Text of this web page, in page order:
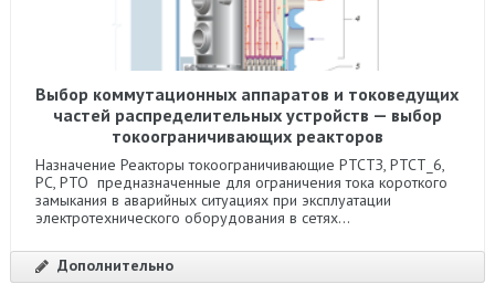
Выбор коммутационных аппаратов и токоведущих
частей распределительных устройств — выбор
токоограничивающих реакторов
Назначение Реакторы токоограничивающие РТСТЗ, РТСТ_6,
РС, РТО предназначенные для ограничения тока короткого
замыкания в аварийных ситуациях при эксплуатации
электротехнического оборудования в сетях...
Дополнительно